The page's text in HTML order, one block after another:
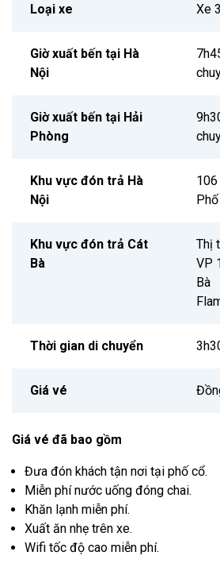
Loại xe Xe
Giờ xuất bến tại Hà
Nội
Giờ xuất bến tại Hải
Phòng
Khu vực đón trả Hà
Nội
106
Khu vực đón trả Cát
Bà
Thị
VP
Bà
Thời gian di chuyển
Giá vé
Giá vé đã bao gồm
Đưa đón khách tận nơi tại phố cổ.
Miễn phí nước uống đóng chai.
Khăn lạnh miễn phí.
Xuất ăn nhẹ trên xe.
Wifi tốc độ cao miễn phí.